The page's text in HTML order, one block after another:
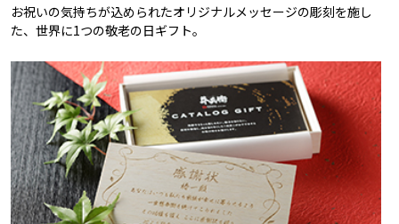
お祝いの気持ちが込められたオリジナルメッセージの彫刻を施し
た、世界に1つの敬老の日ギフト。